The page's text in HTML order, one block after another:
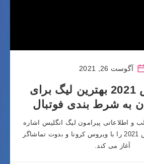
آگوست 26, 2021
لیگ انگلیس 2021 بهترین لیگ برای
به شرط بندی فوتبال
و اطلاعاتی پیرامون لیگ انگلیس اشاره
می کنیم. لیگ انگلیس 2021 را با ویروس کرونا و بدوت تماشاگر
آغاز می کند.